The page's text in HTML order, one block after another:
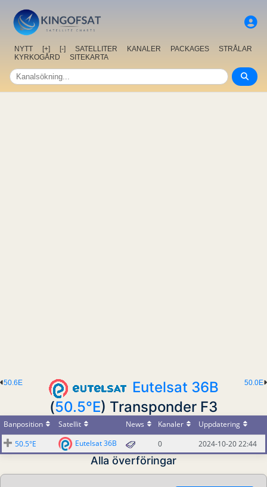
NYTT [+] [-] SATELLITER KANALER PACKAGES
STRÅLAR
KYRKOGÅRD
SITEKARTA
50.0E
50.6E
Eutelsat 36B
(50.5°E) Transponder F3
Banposition Satellit News Kanaler
Uppdatering
50.5°E
Eutelsat 36B 0 2024-10-20 22:44
Alla överföringar